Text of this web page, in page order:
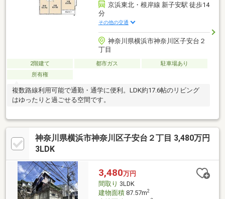
京浜東北・根岸線 新子安駅 徒歩14
分
その他の交通
神奈川県横浜市神奈川区子安台２
丁目
2階建て 都市ガス
駐車場あり
所有権
複数路線利用可能で通勤・通学に便利。LDK約17.6帖のリビング
はゆったりと過ごせる空間です。
神奈川県横浜市神奈川区子安台２丁目 3,480万円
3LDK
3,480万円
間取り 3LDK
建物面積87.57m2